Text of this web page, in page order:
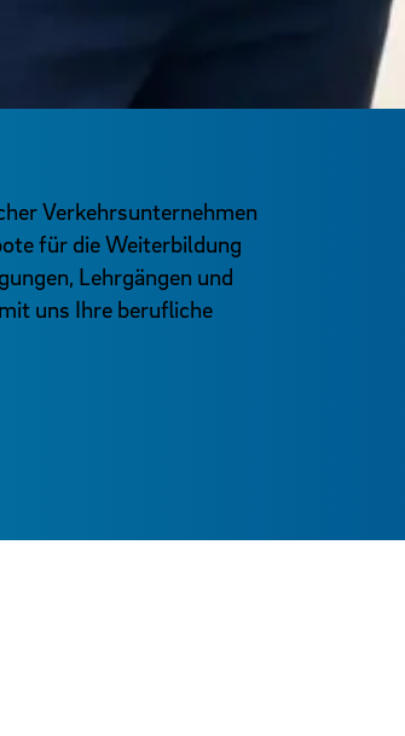
Verkehrsunternehmen
für die Weiterbildung
Lehrgängen und
uns Ihre berufliche